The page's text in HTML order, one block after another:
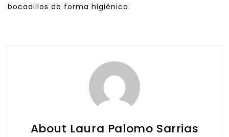
bocadillos de forma higiénica.
About Laura Palomo Sarrias